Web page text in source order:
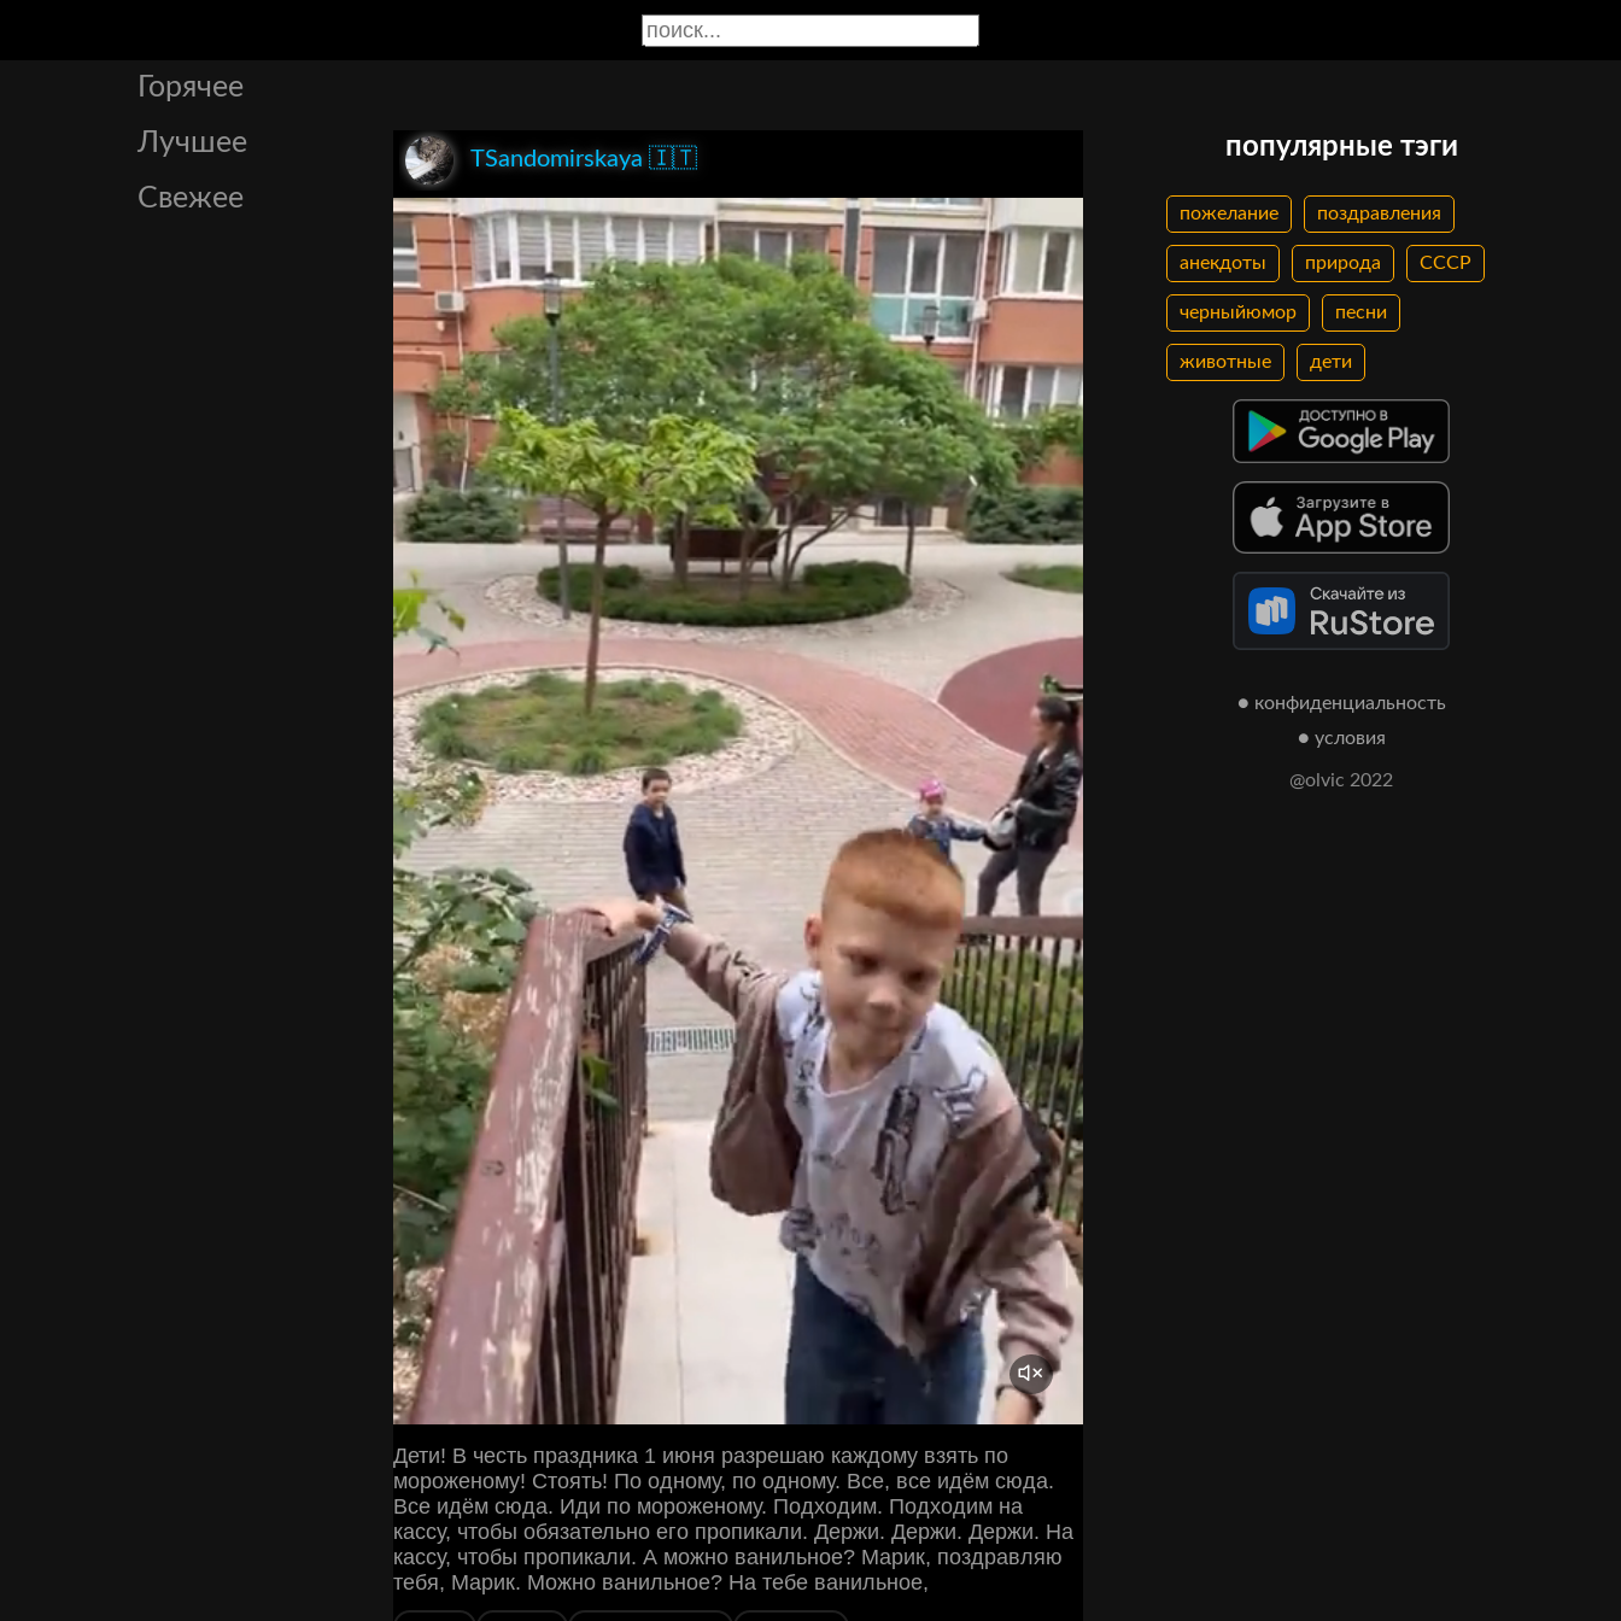
Горячее
Лучшее
Свежее
TSandomirskaya 🇮🇹
Дети! В честь праздника 1 июня разрешаю каждому взять по
мороженому! Стоять! По одному, по одному. Все, все идём сюда.
Все идём сюда. Иди по мороженому. Подходим. Подходим на
кассу, чтобы обязательно его пропикали. Держи. Держи. Держи. На
кассу, чтобы пропикали. А можно ванильное? Марик, поздравляю
тебя, Марик. Можно ванильное? На тебе ванильное,
популярные тэги
пожелание поздравления
анекдоты природа СССР
черныйюмор песни
животные дети
● конфиденциальность
● условия
@olvic 2022